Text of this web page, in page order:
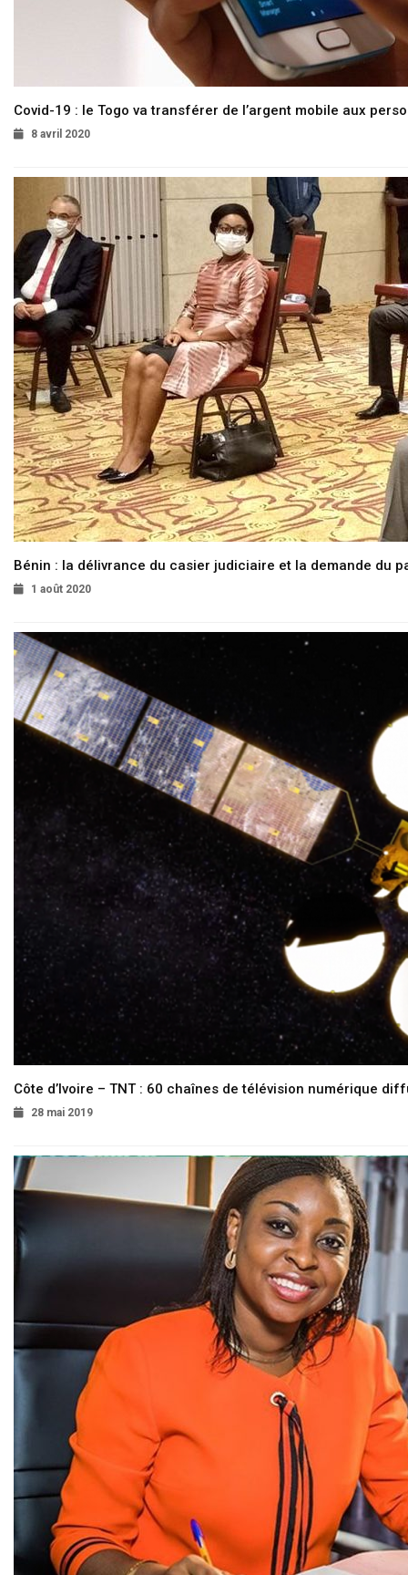
Covid-19 : le Togo va transférer de l’argent mobile aux
8 avril 2020
Bénin : la délivrance du casier judiciaire et la demande du
1 août 2020
Côte d’Ivoire – TNT : 60 chaînes de télévision numérique
28 mai 2019